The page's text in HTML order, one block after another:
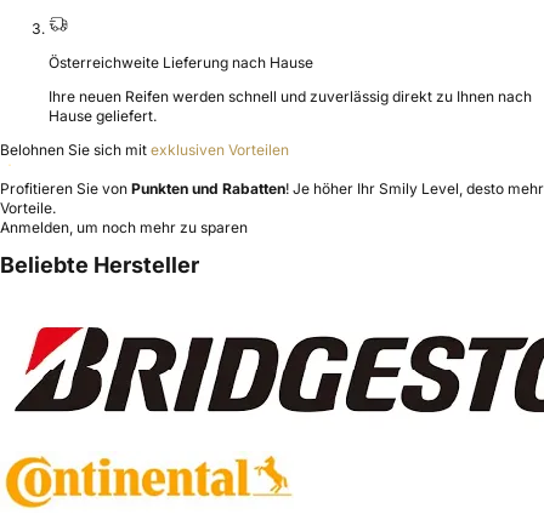
Österreichweite Lieferung nach Hause
Ihre neuen Reifen werden schnell und zuverlässig direkt zu Ihnen nach
Hause geliefert.
Belohnen Sie sich mit exklusiven Vorteilen
Profitieren Sie von Punkten und Rabatten! Je höher Ihr Smily Level, desto mehr
Vorteile.
Anmelden, um noch mehr zu sparen
Beliebte Hersteller